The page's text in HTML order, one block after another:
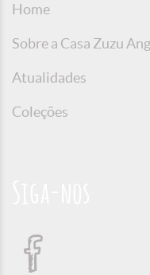
Home
Sobre a Casa Zuzu
Atualidades
Coleções